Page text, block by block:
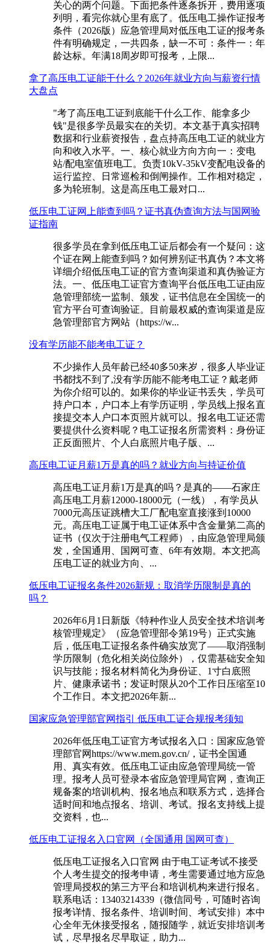
关心的两个问题。下面把条件逐条拆开，费用逐项
列明，看完你就心里有底了。低压电工操作证报考
条件（2026版）应急管理局对低压电工证的报考条
件有明确规定，一共四条，缺一不可：条件一：年
龄达标。年满18周岁即可报考，上限...
拿了高压电工证能干什么？2026年就业方向与薪资行情
大盘点
"考了高压电工证到底能干什么工作、能拿多少
钱"是很多学员最实在的关切。本文基于真实招聘
数据和行业薪资报告，盘点持高压电工证的就业方
向和收入水平。一、核心就业方向方向一：变电
站/配电室值班电工。负责10kV-35kV变配电设备的
运行监控、日常巡检和倒闸操作。工作相对稳定，
多为轮班制。这是高压电工最对口...
低压电工证网上能查到吗？证书真伪查询方法与国网验
证指南
很多学员在拿到低压电工证后都会有一个疑问：这
个证在网上能查到吗？如何辨别证书真伪？本文将
详细介绍低压电工证的官方查询渠道和真伪验证方
法。一、低压电工证官方查询平台低压电工证由应
急管理部统一监制、颁发，证书信息在全国统一的
官方平台可查询验证。目前最权威的查询渠道是应
急管理部官方网站（https://w...
没有学历能不能考电工证？
不少操作人员年龄已经40多50来岁，很多人毕业证
书都找不到了,没有学历能不能考电工证？戴老师
为你介绍可以的。如果你的毕业证书丢失，学员可
持户口本，户口本上有学历证明，学员线上报名直
接提交本人户口本页照片就可以。报名电工证还需
要提供什么资料呢？电工证报名所需资料：身份证
正反面照片、个人白底照片电子版、...
高压电工证月薪1万是真的吗？就业方向与持证价值
高压电工证月薪1万是真的吗？是真的——石家庄
高压电工月薪12000-18000元（一线），有学员从
7000元高压证跳槽大工厂配电室直接涨到10000
元。高压电工证属于电工证体系中含金量第二高的
证书（仅次于注册电气工程师），由应急管理局颁
发，全国通用、国网可查、6年有效期。本文把高
压电工证的就业方向、...
低压电工证报名条件2026新规：取消学历限制是真的
吗？
2026年6月1日新版《特种作业人员安全技术培训考
核管理规定》（应急管理部令第19号）正式实施
后，低压电工证报名条件确实放宽了——取消强制
学历限制（危化相关岗位除外），仅需基础安全知
识与技能；报名材料简化为身份证、1寸白底照
片、健康承诺书；发证时限从20个工作日压缩至10
个工作日。本文把2026年新...
国家应急管理部官网指引 低压电工证合规报考须知
2026年低压电工证官方考试报名入口：国家应急管
理部官网https://www.mem.gov.cn/，证书全国通
用、真实有效。低压电工证由应急管理局统一管
理。报考人员可登录本省应急管理局官网，查询正
规备案的培训机构、报名地点和联系方式，选择合
适时间和地点报名、培训、考试。报名支持线上提
交资料，也...
低压电工证报名入口官网（全国通用 国网可查）
低压电工证报名入口官网 由于电工证考试不接受
个人考生提交的报考申请，考生需要通过地方应急
管理局授权的第三方平台和培训机构来进行报名。
联系电话：13403214339（微信同号，可随时咨询
报考详情、报名条件、培训时间、考试安排）本中
心全年无休接受报名，随报随学，就近安排培训考
试，尽早报名尽早取证，助力...